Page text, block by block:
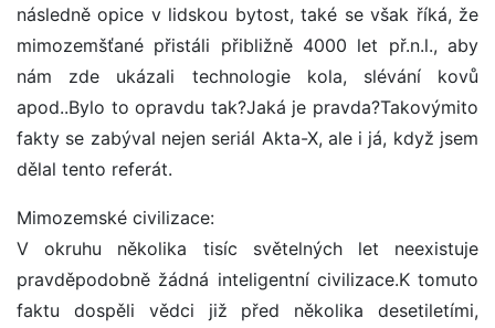
následně opice v lidskou bytost, také se však říká, že
mimozemšťané přistáli přibližně 4000 let př.n.l., aby
nám zde ukázali technologie kola, slévání kovů
apod..Bylo to opravdu tak?Jaká je pravda?Takovýmito
fakty se zabýval nejen seriál Akta-X, ale i já, když jsem
dělal tento referát.
Mimozemské civilizace:
V okruhu několika tisíc světelných let neexistuje
pravděpodobně žádná inteligentní civilizace.K tomuto
faktu dospěli vědci již před několika desetiletími,